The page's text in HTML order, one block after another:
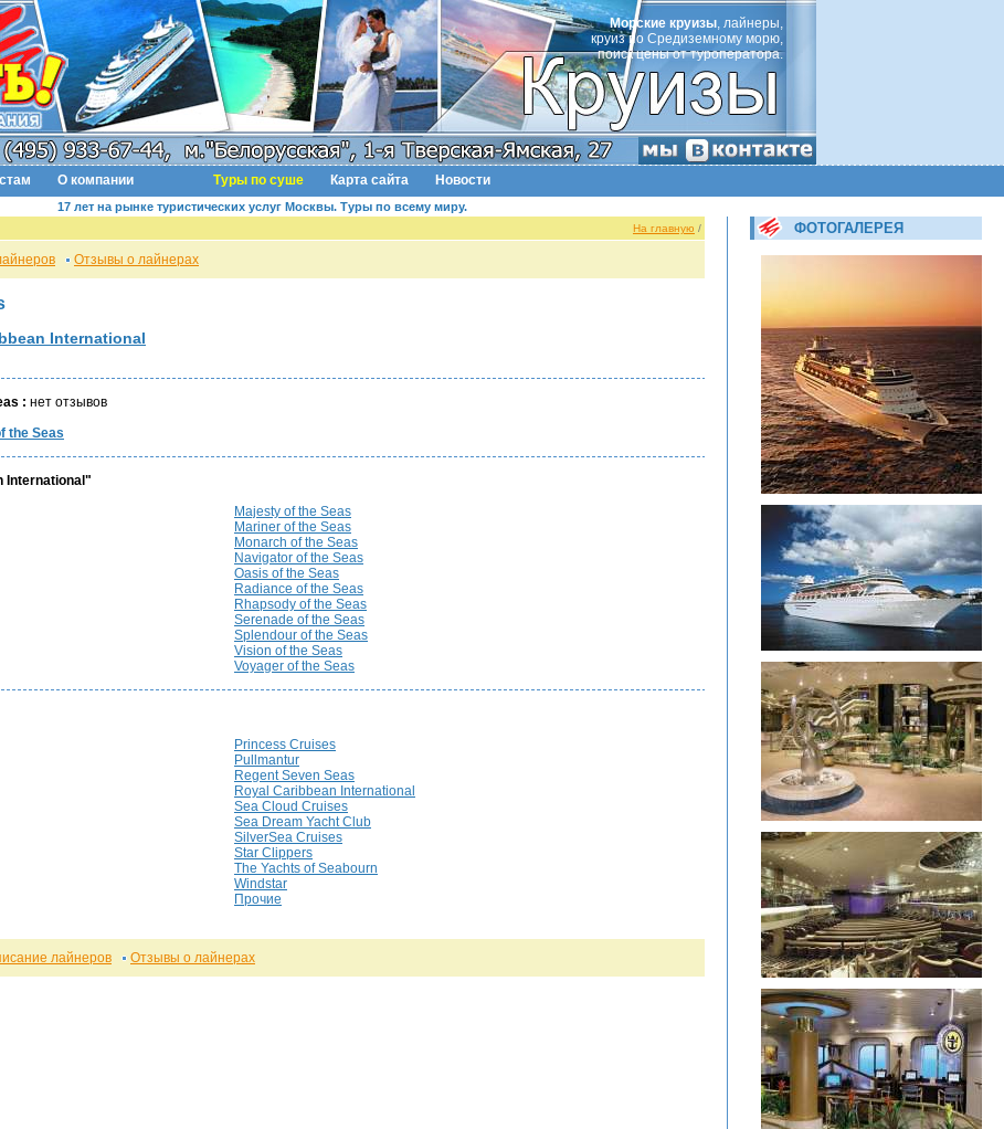
Морские круизы, лайнеры,
круиз по Средиземному морю,
поиск цены от туроператора.
О компании Туры по суше Карта сайта Новости
17 лет на рынке туристических услуг Москвы. Туры по всему миру.
На главную /
Отзывы о лайнерах
International
: нет отзывов
the Seas
International"
Majesty of the Seas
Mariner of the Seas
Monarch of the Seas
Navigator of the Seas
Oasis of the Seas
Radiance of the Seas
Rhapsody of the Seas
Serenade of the Seas
Splendour of the Seas
Vision of the Seas
Voyager of the Seas
Princess Cruises
Pullmantur
Regent Seven Seas
Royal Caribbean International
Sea Cloud Cruises
Sea Dream Yacht Club
SilverSea Cruises
Star Clippers
The Yachts of Seabourn
Windstar
Прочие
лайнеров Отзывы о лайнерах
ФОТОГАЛЕРЕЯ